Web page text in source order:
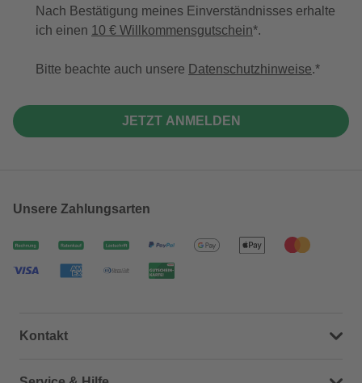
Nach Bestätigung meines Einverständnisses erhalte
ich einen 10 € Willkommensgutschein*.
Bitte beachte auch unsere Datenschutzhinweise.
JETZT ANMELDEN
Unsere Zahlungsarten
Kontakt